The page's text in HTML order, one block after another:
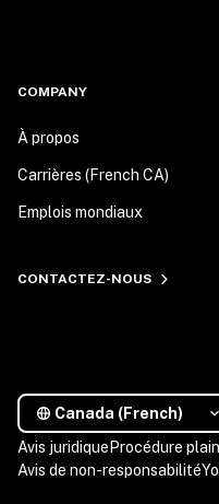
COMPANY
À propos
Carrières (French CA)
Emplois mondiaux
CONTACTEZ-NOUS
Canada (French)
Avis juridique Procédure
Avis de non-responsabilité